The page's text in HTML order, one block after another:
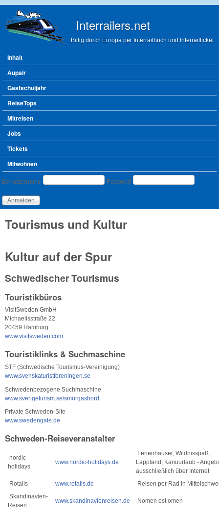
Interrailers.net
Billig durch Europa per Interrailbuch und Interrailticket
Hauptmenü
Inhalt
Aupair
Gastschuljahr
ReiseTops
Mitreisen
Jobs
Tickets
Mitwohnen
Benutzeranmeldung
Benutzername Passwort
Tourismus und Kultur
Kultur auf der Spur
Schwedischer Tourismus
Touristikbüros
VisitSweden GmbH
Michaelisstraße 22
20459 Hamburg
www.visitsweden.com
Touristiklinks & Suchmaschine
STF (Schwedische Tourismus-Vereinigung)
www.svenskaturistforeningen.se
Schwedenbezogene Suchmaschine
www.sverigeturism.se/smorgasbord
Private Schweden-Site
www.swedengate.de
Schweden-Reiseveranstalter
nordic
holidays
www.nordic-holidays.de
Ferienhäuser, Wildnisspaß,
Lappland, Kanuurlaub -
ausschließlich über Internet
Rotalis
www.rotalis.de
Reisen per Rad in
Skandinavien-
Reisen
www.skandinavienreisen.de Nomen est omen